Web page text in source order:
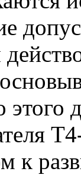
этого
к